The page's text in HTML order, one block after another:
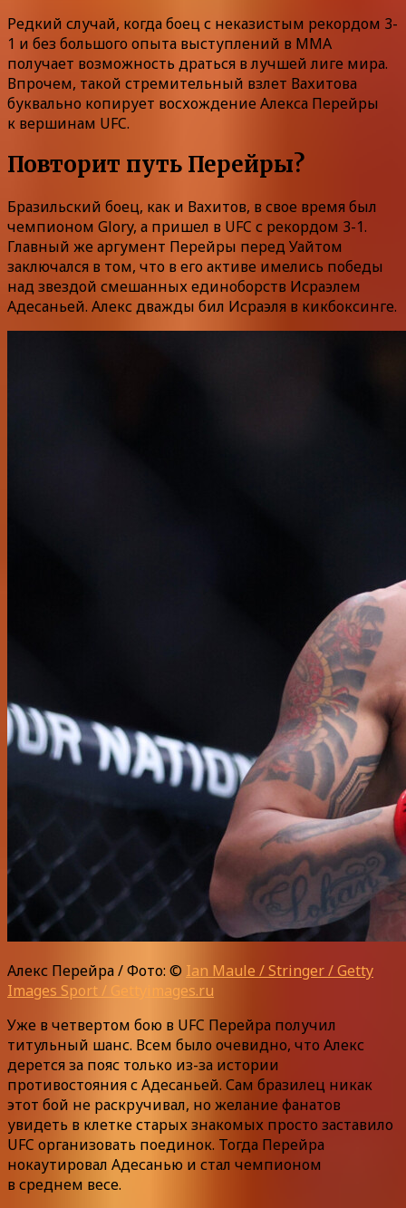
Редкий случай, когда боец с неказистым рекордом 3-
1 и без большого опыта выступлений в ММА
получает возможность драться в лучшей лиге мира.
Впрочем, такой стремительный взлет Вахитова
буквально копирует восхождение Алекса Перейры
к вершинам UFC.
Повторит путь Перейры?
Бразильский боец, как и Вахитов, в свое время был
чемпионом Glory, а пришел в UFC с рекордом 3-1.
Главный же аргумент Перейры перед Уайтом
заключался в том, что в его активе имелись победы
над звездой смешанных единоборств Исраэлем
Адесаньей. Алекс дважды бил Исраэля в кикбоксинге.
Алекс Перейра / Фото: © Ian Maule / Stringer / Getty
Images Sport / Gettyimages.ru
Уже в четвертом бою в UFC Перейра получил
титульный шанс. Всем было очевидно, что Алекс
дерется за пояс только из-за истории
противостояния с Адесаньей. Сам бразилец никак
этот бой не раскручивал, но желание фанатов
увидеть в клетке старых знакомых просто заставило
UFC организовать поединок. Тогда Перейра
нокаутировал Адесанью и стал чемпионом
в среднем весе.